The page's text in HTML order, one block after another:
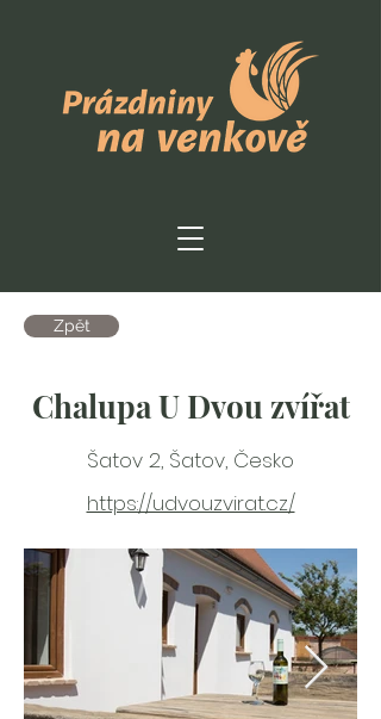
Zpět
Chalupa U Dvou zvířat
Šatov 2, Šatov, Česko
https://udvouzvirat.cz/